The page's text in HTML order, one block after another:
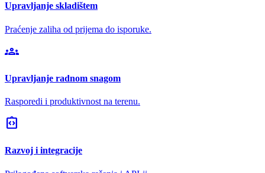
Upravljanje skladištem
Praćenje zaliha od prijema do isporuke.
groups
Upravljanje radnom snagom
Rasporedi i produktivnost na terenu.
integration_instructions
Razvoj i integracije